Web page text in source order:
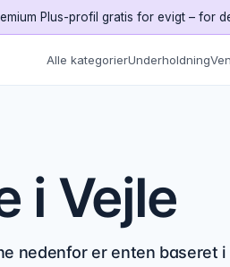
Plus-profil gratis for evigt – for
Alle kategorierUnderholdning
i Vejle
nedenfor er enten baseret